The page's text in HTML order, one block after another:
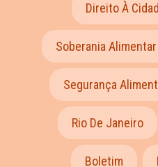
Direito À
Soberania Alimentar
Segurança
Rio De Janeiro
Boletim